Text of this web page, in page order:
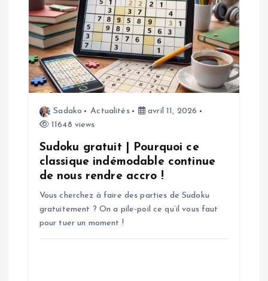
o
n
Sadako Actualités
avril 11, 2026
11648 views
Sudoku gratuit | Pourquoi ce
classique indémodable continue
de nous rendre accro !
Vous cherchez à faire des parties de Sudoku
gratuitement ? On a pile-poil ce qu’il vous faut
pour tuer un moment !